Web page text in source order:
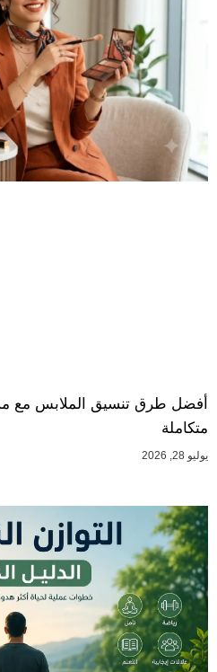
أفضل طرق تنسيق الملابس مع
متكاملة
يوليو 28, 2026